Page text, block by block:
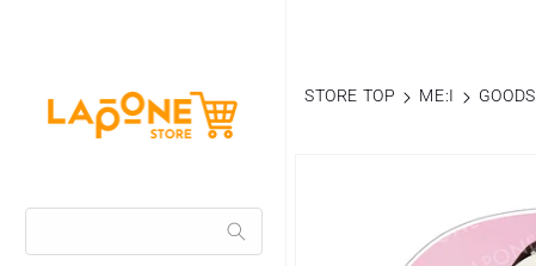
STORE TOP ME:I GOODS